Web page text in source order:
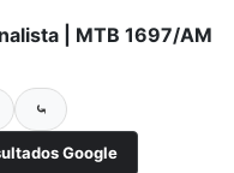
| MTB 1697/AM
⤿
Google